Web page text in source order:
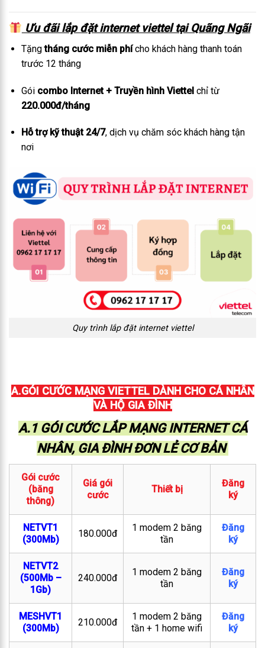
Ưu đãi lắp đặt internet viettel tại Quãng Ngãi
Tặngtháng cước miễn phícho khách hàng thanh toán
trước 12 tháng
Gói combo Internet + Truyền hình Viettelchỉ từ
220.000đ/tháng
Hỗ trợ kỹ thuật 24/7, dịch vụ chăm sóc khách hàng tận
nơi
Quy trình lắp đặt internet viettel
A.GÓI CƯỚC MẠNG VIETTEL DÀNH CHO CÁ NHÂN
VÀ HỘ GIA ĐÌNH
A.1 GÓI CƯỚC LẮP MẠNG INTERNET CÁ
NHÂN, GIA ĐÌNH ĐƠN LẺ CƠ BẢN
Gói cước
(băng
thông)
Giá gói
cước
Thiết bị
Đăng
ký
NETVT1
(300Mb)
180.000đ
1 modem 2 băng
tần
Đăng
ký
NETVT2
(500Mb –
1Gb)
240.000đ
1 modem 2 băng
tần
Đăng
ký
MESHVT1
(300Mb)
210.000đ
1 modem 2 băng
tần + 1 home wifi
Đăng
ký